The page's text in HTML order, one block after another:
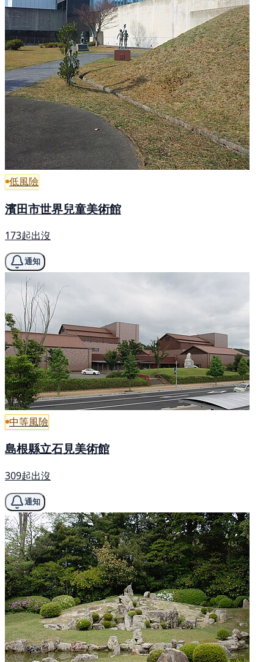
低風險
濱田市世界兒童美術館
173起出沒
通知
中等風險
島根縣立石見美術館
309起出沒
通知